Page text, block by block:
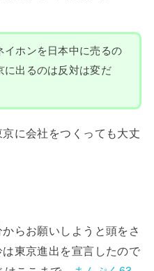
イホンを日本中に売るの
に出るのは反対は変だ
に会社をつくっても大丈
らお願いしようと頭をさ
東京進出を宣言したので